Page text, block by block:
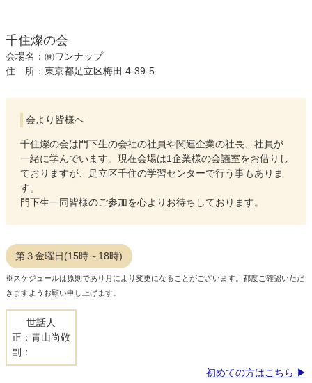
千住燦の会
会場名：㈱ワンナップ
住 所：東京都足立区梅田 4-39-5
会より皆様へ
千住燦の会は門下生の会社の社員や関連企業の社長、社員が
一緒に学んでいます。現在会場は1企業様の会議室をお借りし
ておりますが、足立区千住の学習センターで行う事もありま
す。
門下生一同皆様のご参加を心よりお待ちしております。
第３金曜日(15時～18時)
※スケジュールは原則であり月により変更になることがございます。都度ご確認いただ
きますようお願い申し上げます。
世話人
正：青山尚敬
副：
初めての方はこちら